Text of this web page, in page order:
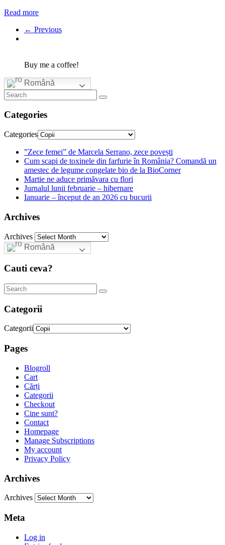
Read more
← Previous
Buy me a coffee!
Română
Categories
Categories
”Zece femei” de Marcela Serrano, zece povești
Cum scapi de toxinele din farfurie în România? Comandă un
amestec de legume congelate bio de la BioCorner
Martie ne aduce primăvara cu flori
Jurnalul lunii februarie – hibernare
Ianuarie – început de an 2026 cu bucurii
Archives
Archives
Română
Cauti ceva?
Categorii
Categorii
Pages
Blogroll
Cart
Cărți
Categorii
Checkout
Cine sunt?
Contact
Homepage
Manage Subscriptions
My account
Privacy Policy
Archives
Archives
Meta
Log in